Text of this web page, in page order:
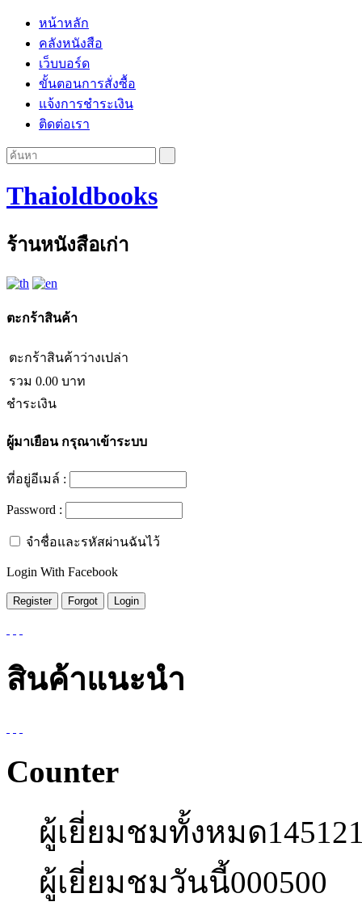
หน้าหลัก
คลังหนังสือ
เว็บบอร์ด
ขั้นตอนการสั่งซื้อ
แจ้งการชำระเงิน
ติดต่อเรา
Thaioldbooks
ร้านหนังสือเก่า
ตะกร้าสินค้า
ตะกร้าสินค้าว่างเปล่า
รวม 0.00 บาท
ชำระเงิน
ผู้มาเยือนกรุณาเข้าระบบ
ที่อยู่อีเมล์ :
Password :
จำชื่อและรหัสผ่านฉันไว้
Login With Facebook
สินค้าแนะนำ
Counter
ผู้เยี่ยมชมทั้งหมด
ผู้เยี่ยมชมวันนี้000500